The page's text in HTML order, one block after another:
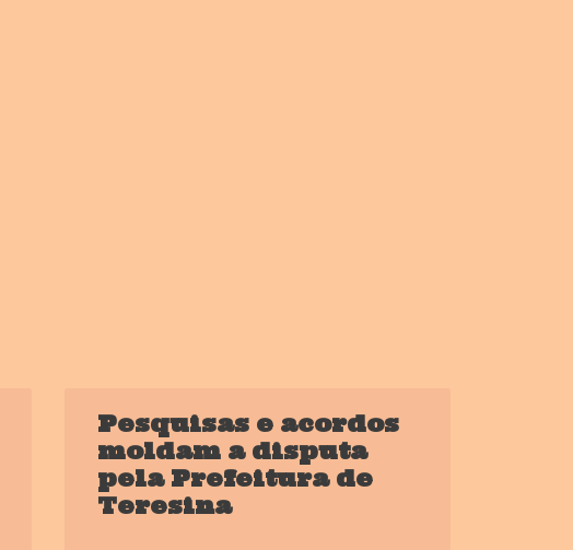
Pesquisas e acordos
moldam a disputa
pela Prefeitura de
Teresina